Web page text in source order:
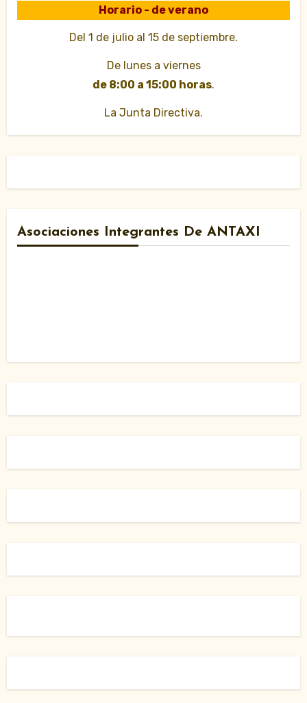
Horario - de verano
Del 1 de julio al 15 de septiembre.
De lunes a viernes
de 8:00 a 15:00 horas.
La Junta Directiva.
Asociaciones Integrantes De ANTAXI